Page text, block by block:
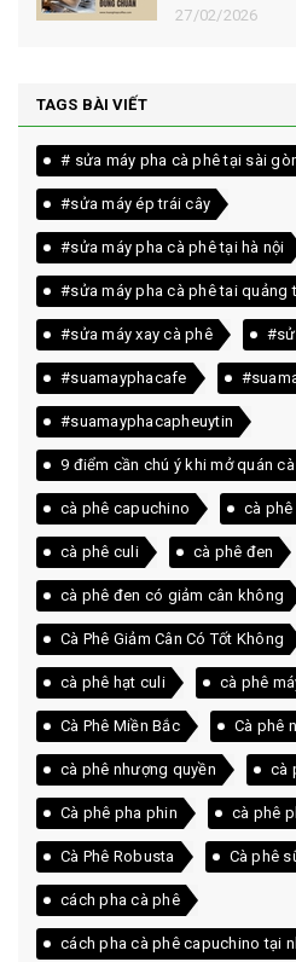
27/02/2026
TAGS BÀI VIẾT
# sửa máy pha cà phê tại sài
#sửa máy ép trái cây
#sửa máy pha cà phê tại hà nội
#sửa máy pha cà phê tai quảng
#sửa máy xay cà phê
#suamayphacafe
#suamayphacapheuytin
9 điểm cần chú ý khi mở quán
cà phê capuchino cà phê
cà phê culi cà phê đen
cà phê đen có giảm cân không
Cà Phê Giảm Cân Có Tốt Không
cà phê hạt culi cà phê
Cà Phê Miền Bắc Cà phê
cà phê nhượng quyền cà
Cà phê pha phin cà phê
Cà Phê Robusta Cà phê
cách pha cà phê
cách pha cà phê capuchino tại